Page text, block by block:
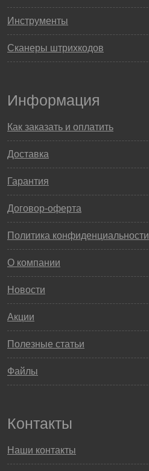
Инструменты
Сканеры штрихкодов
Информация
Как заказать и оплатить
Доставка
Гарантия
Договор-оферта
Политика конфиденциальности
О компании
Новости
Акции
Полезные статьи
Файлы
Контакты
Наши контакты